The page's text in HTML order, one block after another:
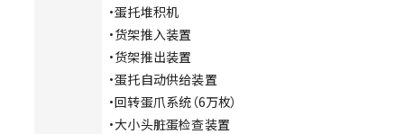
・蛋托堆积机
・货架推入装置
・货架推出装置
・蛋托自动供给装置
・回转蛋爪系统（6万枚）
・大小头脏蛋检查装置